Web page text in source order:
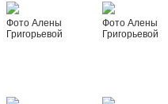
Фото Алены
Григорьевой
Фото Алены
Григорьевой